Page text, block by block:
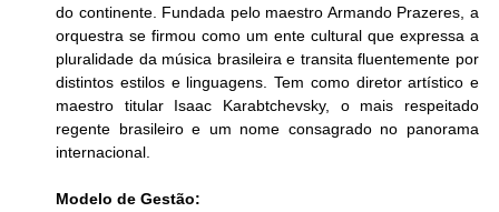
do continente. Fundada pelo maestro Armando Prazeres, a
orquestra se firmou como um ente cultural que expressa a
pluralidade da música brasileira e transita fluentemente por
distintos estilos e linguagens. Tem como diretor artístico e
maestro titular Isaac Karabtchevsky, o mais respeitado
regente brasileiro e um nome consagrado no panorama
internacional.
Modelo de Gestão: